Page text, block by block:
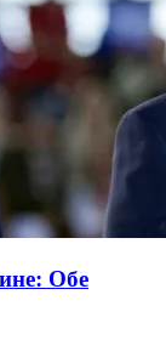
Обе